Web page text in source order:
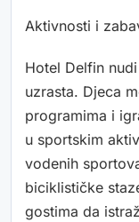
Aktivnosti i
Hotel Delfin
uzrasta. Djeca
programima i
u sportskim
vodenih
biciklističke
gostima da